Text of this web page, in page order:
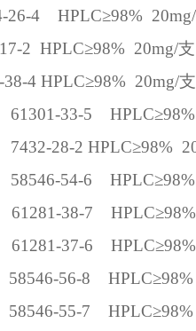
26-4 HPLC≥98% 20mg/
2 HPLC≥98% 20mg/支
38-4 HPLC≥98% 20mg/支
61301-33-5 HPLC≥98%
7432-28-2 HPLC≥98%
58546-54-6 HPLC≥98%
61281-38-7 HPLC≥98%
61281-37-6 HPLC≥98%
58546-56-8 HPLC≥98%
58546-55-7 HPLC≥98%